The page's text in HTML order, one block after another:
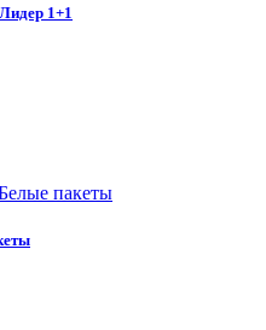
1+1